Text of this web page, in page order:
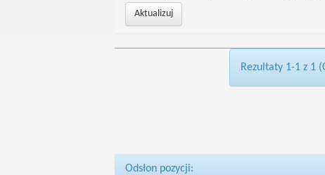
Rezultaty 1-1 z 1
Odsłon pozycji: